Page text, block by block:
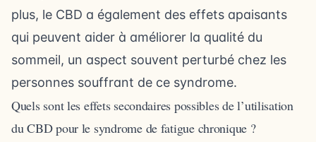
plus, le CBD a également des effets apaisants
qui peuvent aider à améliorer la qualité du
sommeil, un aspect souvent perturbé chez les
personnes souffrant de ce syndrome.
Quels sont les effets secondaires possibles de l’utilisation
du CBD pour le syndrome de fatigue chronique ?